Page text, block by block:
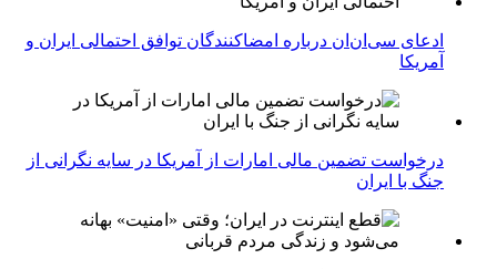
ادعای سی‌ان‌ان درباره امضاکنندگان توافق احتمالی ایران و
آمریکا
درخواست تضمین مالی امارات از آمریکا در سایه نگرانی از
جنگ با ایران